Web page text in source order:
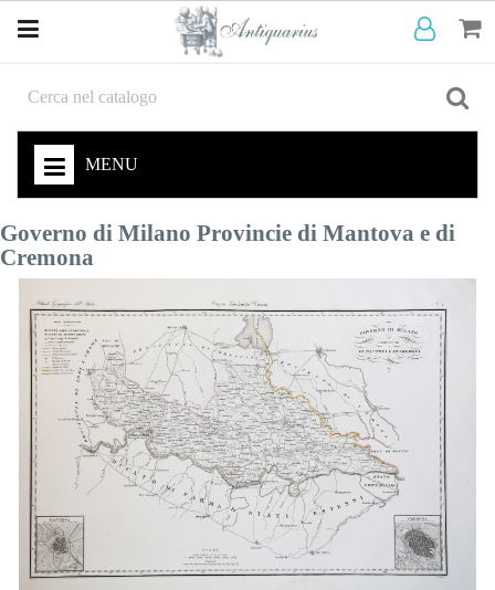
MENU
Governo di Milano Provincie di Mantova e di
Cremona